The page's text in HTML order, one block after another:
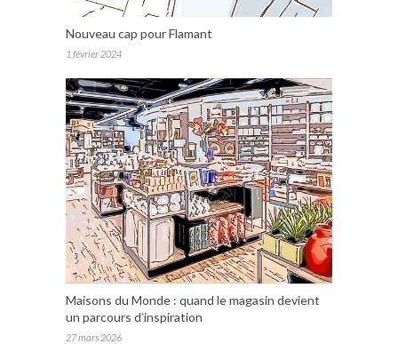
Nouveau cap pour Flamant
1 février 2024
Maisons du Monde : quand le magasin devient
un parcours d’inspiration
27 mars 2026